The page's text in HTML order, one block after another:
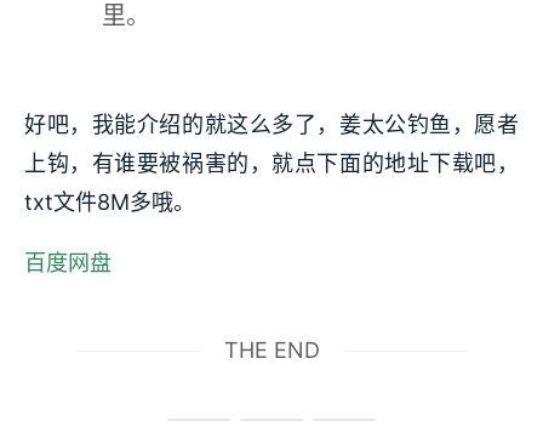
里。
好吧，我能介绍的就这么多了，姜太公钓鱼，愿者
上钩，有谁要被祸害的，就点下面的地址下载吧，
txt文件8M多哦。
百度网盘
THE END